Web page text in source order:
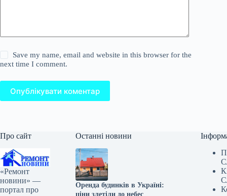
Save my name, email and website in this browser for the
next time I comment.
Опублікувати коментар
Про сайт
«Ремонт
новини» —
портал про
Останні новини
Оренда будинків в Україні:
ціни злетіли до небес